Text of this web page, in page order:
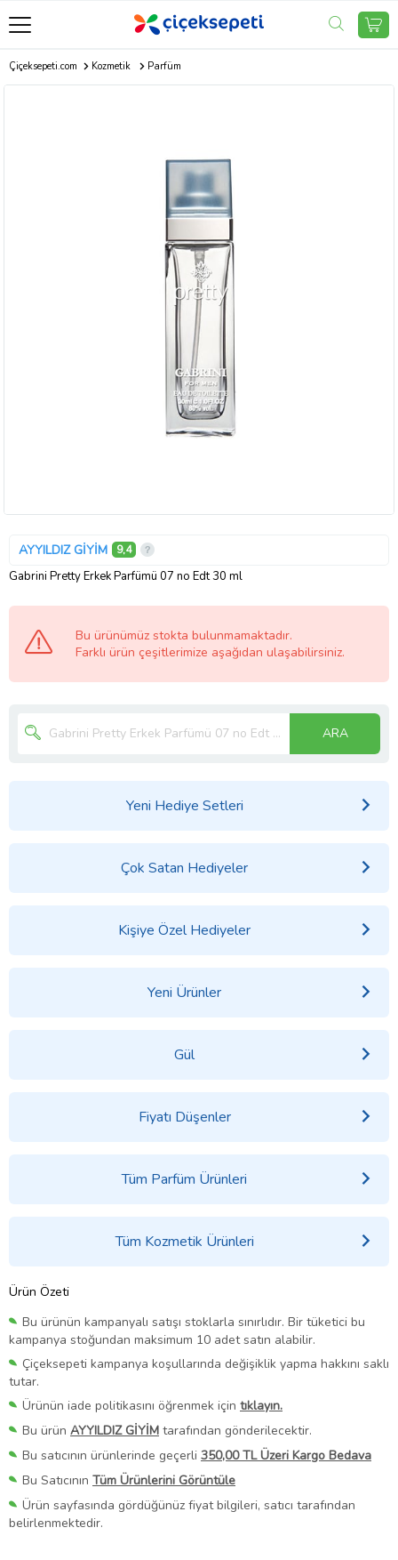
Çiçeksepeti.com Kozmetik Parfüm
AYYILDIZ GİYİM 9,4
Gabrini Pretty Erkek Parfümü 07 no Edt 30 ml
Bu ürünümüz stokta bulunmamaktadır.
Farklı ürün çeşitlerimize aşağıdan ulaşabilirsiniz.
ARA
Yeni Hediye Setleri
Çok Satan Hediyeler
Kişiye Özel Hediyeler
Yeni Ürünler
Gül
Fiyatı Düşenler
Tüm Parfüm Ürünleri
Tüm Kozmetik Ürünleri
Ürün Özeti
Bu ürünün kampanyalı satışı stoklarla sınırlıdır. Bir tüketici bu
kampanya stoğundan maksimum 10 adet satın alabilir.
Çiçeksepeti kampanya koşullarında değişiklik yapma hakkını saklı
tutar.
Ürünün iade politikasını öğrenmek için tıklayın.
Bu ürün AYYILDIZ GİYİM tarafından gönderilecektir.
Bu satıcının ürünlerinde geçerli 350,00 TL Üzeri Kargo Bedava
Bu Satıcının Tüm Ürünlerini Görüntüle
Ürün sayfasında gördüğünüz fiyat bilgileri, satıcı tarafından
belirlenmektedir.